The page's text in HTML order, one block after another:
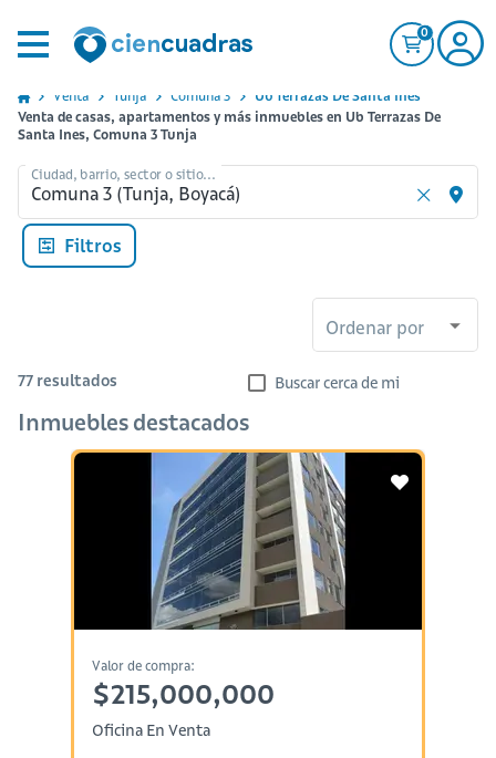
0
Venta Tunja Comuna 3
Ub Terrazas De Santa Ines
Venta de casas, apartamentos y más inmuebles en Ub Terrazas De
Santa Ines, Comuna 3 Tunja
Ciudad, barrio, sector o sitio...
Filtros
Ordenar por
77 resultados Buscar cerca de mi
Inmuebles destacados
Valor de compra:
$215,000,000
Oficina En Venta